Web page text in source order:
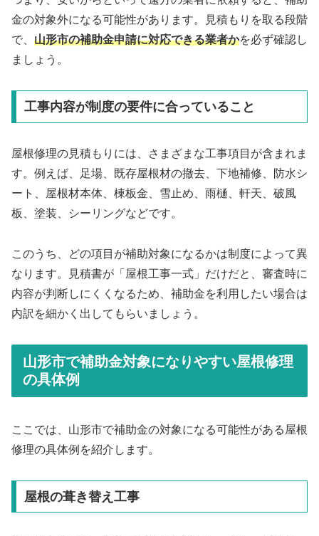
金の対象外になる可能性があります。見積もりを取る段階
で、 山形市の補助金申請に対応できる業者かを必ず確認し
ましょう。
工事内容が制度の要件に合っていること
屋根修理の見積もりには、さまざまな工事項目が含まれま
す。例えば、足場、既存屋根材の撤去、下地補修、防水シ
ート、屋根材本体、棟板金、雪止め、雨樋、軒天、破風
板、塗装、シーリングなどです。
このうち、どの項目が補助対象になるかは制度によって異
なります。見積書が「屋根工事一式」だけだと、審査時に
内容が判断しにくくなるため、補助金を利用したい場合は
内訳を細かく出してもらいましょう。
山形市で補助金対象になりやすい屋根修理
の具体例
ここでは、山形市で補助金の対象になる可能性がある屋根
修理の具体例を紹介します。
屋根の葺き替え工事